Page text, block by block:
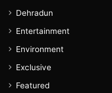
Dehradun
Entertainment
Environment
Exclusive
Featured